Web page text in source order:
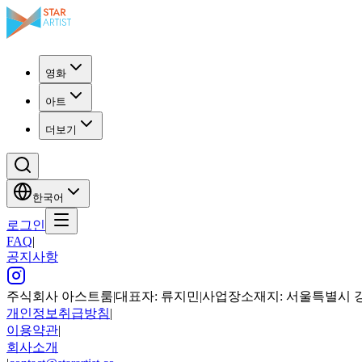
영화
아트
더보기
한국어
로그인
FAQ|
공지사항
주식회사 아스트룸|대표자: 류지민|사업장소재지: 서울특별시
개인정보취급방침|
이용약관|
회사소개